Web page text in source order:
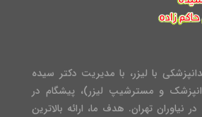
با لیزر، با مدیریت دکتر سیده
و مسترشیپ لیزر)، پیشگام در
نیاوران تهران. هدف ما، ارائه بالاترین